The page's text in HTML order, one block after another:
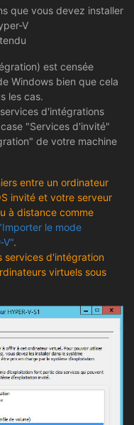
que vous devez installer
V
est censée
Windows bien que cela
les cas.
d'intégrations
"Services d'invité"
de votre machine
entre un ordinateur
invité et votre serveur
à distance comme
le mode
V".
services d'intégration
virtuels sous